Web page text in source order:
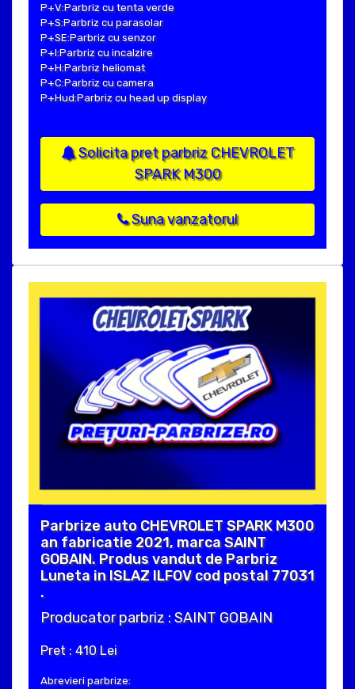
P+V:Parbriz cu tenta verde
P+S:Parbriz cu parasolar
P+SE:Parbriz cu senzor
P+I:Parbriz cu incalzire
P+H:Parbriz heliomat
P+C:Parbriz cu camera
P+Hud:Parbriz cu head up display
Solicita pret parbriz CHEVROLET
SPARK M300
Suna vanzatorul
Parbrize auto CHEVROLET SPARK M300
an fabricatie 2021, marca SAINT
GOBAIN. Produs vandut de Parbriz
Luneta in ISLAZ ILFOV cod postal 77031
.
Producator parbriz : SAINT GOBAIN
Pret : 410 Lei
Abrevieri parbrize: